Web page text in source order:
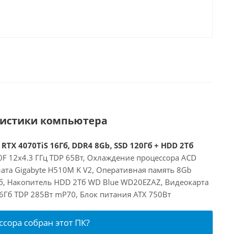
компьютера
4070TiS 16Гб, DDR4 8Gb, SSD 120Гб + HDD 2Тб
12x4.3 ГГц TDP 65Вт, Охлаждение процессора ACD
Gigabyte H510M K V2, Оперативная память 8Gb
Накопитель HDD 2Тб WD Blue WD20EZAZ, Видеокарта
TDP 285Вт mP70, Блок питания ATX 750Вт
собран этот ПК?